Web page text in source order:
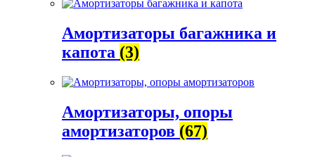
Амортизаторы багажника и
капота (3)
Амортизаторы, опоры
амортизаторов (67)